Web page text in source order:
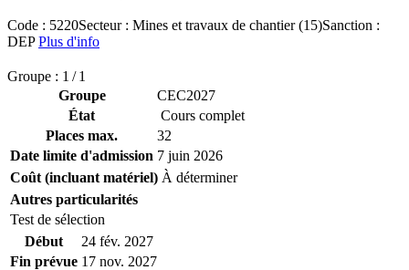
Code : 5220Secteur : Mines et travaux de chantier (15)Sanction :
DEPPlus d'info
Groupe : 1 / 1
Groupe
CEC2027
État
Cours complet
Places max.
32
Date limite d'admission 7 juin 2026
Coût (incluant matériel) À déterminer
Autres particularités
Test de sélection
Début
24 fév. 2027
Fin prévue 17 nov. 2027